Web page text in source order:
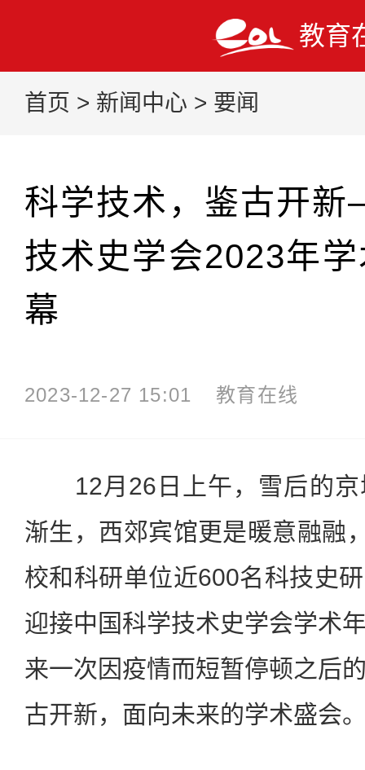
教育
首页 > 新闻中心 > 要闻
科学技术，鉴古开
技术史学会2023年
幕
2023-12-27 15:01 教育在线
12月26日上午，雪后的京
渐生，西郊宾馆更是暖意融融
校和科研单位近600名科技史
迎接中国科学技术史学会学术
来一次因疫情而短暂停顿之后
古开新，面向未来的学术盛会